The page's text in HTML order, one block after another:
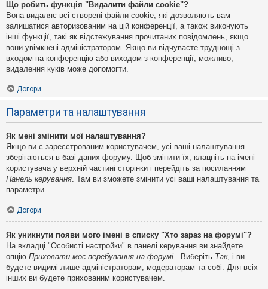
Що робить функція "Видалити файли cookie"?
Вона видаляє всі створені файли cookie, які дозволяють вам
залишатися авторизованим на цій конференції, а також виконують
інші функції, такі як відстежування прочитаних повідомлень, якщо
вони увімкнені адміністратором. Якщо ви відчуваєте труднощі з
входом на конференцію або виходом з конференції, можливо,
видалення куків може допомогти.
Догори
Параметри та налаштування
Як мені змінити мої налаштування?
Якщо ви є зареєстрованим користувачем, усі ваші налаштування
зберігаються в базі даних форуму. Щоб змінити їх, клацніть на імені
користувача у верхній частині сторінки і перейдіть за посиланням
Панель керування . Там ви зможете змінити усі ваші налаштування та
параметри.
Догори
Як уникнути появи мого імені в списку "Хто зараз на форумі"?
На вкладці "Особисті настройки" в панелі керування ви знайдете
опцію Приховати моє перебування на форумі . Виберіть Так, і ви
будете видимі лише адміністраторам, модераторам та собі. Для всіх
інших ви будете прихованим користувачем.